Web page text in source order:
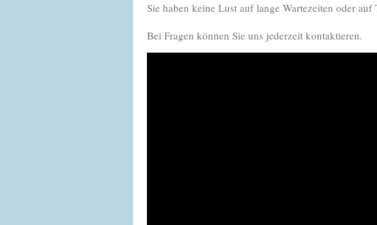
Sie haben keine Lust auf lange Wartezeiten oder
Bei Fragen können Sie uns jederzeit kontaktieren.